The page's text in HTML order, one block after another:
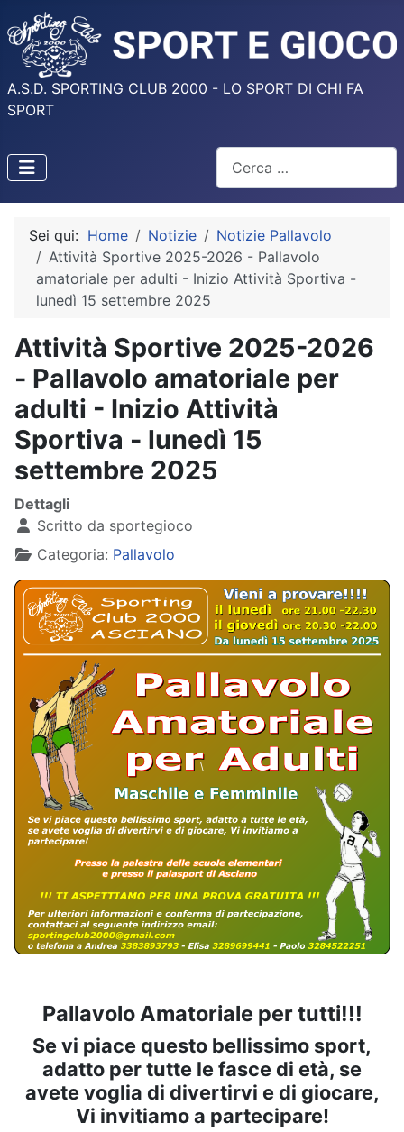
A.S.D. SPORTING CLUB 2000 - LO SPORT DI CHI FA
SPORT
Sei qui: Home Notizie
Notizie Pallavolo
Attività Sportive 2025-2026 - Pallavolo
amatoriale per adulti - Inizio Attività Sportiva -
lunedì 15 settembre 2025
Attività Sportive 2025-2026
- Pallavolo amatoriale per
adulti - Inizio Attività
Sportiva - lunedì 15
settembre 2025
Dettagli
Scritto da sportegioco
Categoria: Pallavolo
Pallavolo Amatoriale per tutti!!!
Se vi piace questo bellissimo sport,
adatto per tutte le fasce di età, se
avete voglia di divertirvi e di giocare,
Vi invitiamo a partecipare!